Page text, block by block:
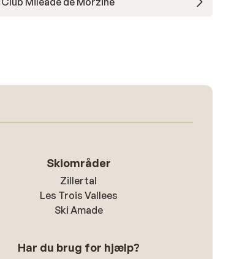
Skiområder
Zillertal
Les Trois Vallees
Ski Amade
Har du brug for hjælp?